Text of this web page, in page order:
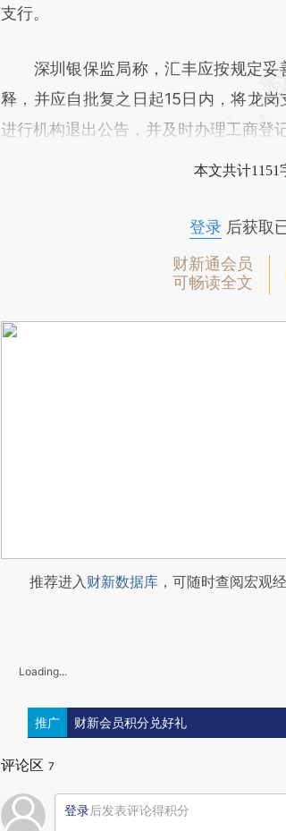
支行。
深圳银保监局称，汇丰应按规定妥
释，并应自批复之日起15日内，将龙
进行机构退出公告，并及时办理工商登
本文共计1151
登录后获取
财新通会员
可畅读全文
推荐进入财新数据库 ，可随时查阅宏观
Loading...
推广 财新会员积分兑好礼
评论区 7
登录后发表评论得积分